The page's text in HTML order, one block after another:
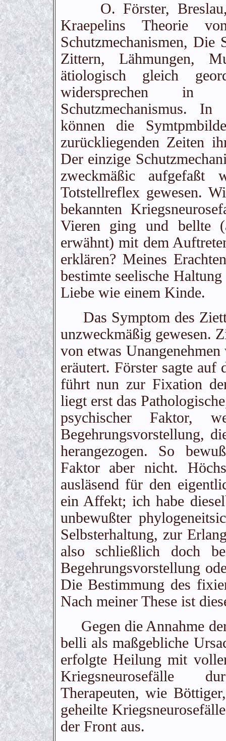
O. Förster, Breslau,
Kraepelins Theorie
Schutzmechanismen, Die
Zittern, Lähmungen,
ätiologisch gleich
widersprechen in
Schutzmechanismus.
können die
zurückliegenden Zeiten
Der einzige
zweckmäßic
Totstellreflex gewesen.
bekannten
Vieren ging und bellte
erwähnt) mit dem
erklären? Meines
bestimte seelische
Liebe wie einem Kinde.
Das Symptom des
unzweckmäßig gewesen.
von etwas
eräutert. Förster sagte
führt nun zur Fixation
liegt erst das
psychischer Faktor,
Begehrungsvorstellung,
herangezogen. So
Faktor aber nicht.
ausläsend für den
ein Affekt; ich habe
unbewußter
Selbsterhaltung, zur
also schließlich doch
Begehrungsvorstellung
Die Bestimmung des
Nach meiner These ist
Gegen die Annahme
belli als maßgebliche
erfolgte Heilung mit
Kriegsneurosefälle
Therapeuten, wie
geheilte
der Front aus.